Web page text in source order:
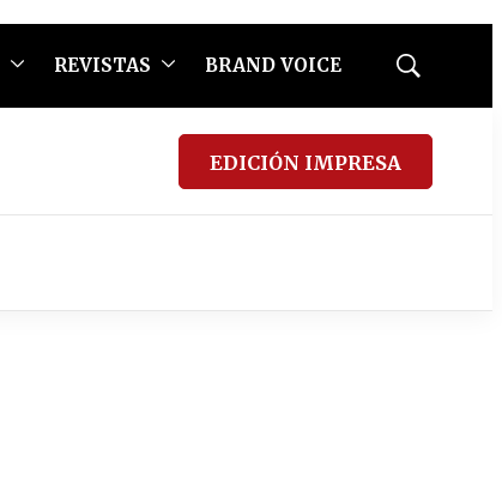
REVISTAS BRAND VOICE
Mostrar
EDICIÓN IMPRESA